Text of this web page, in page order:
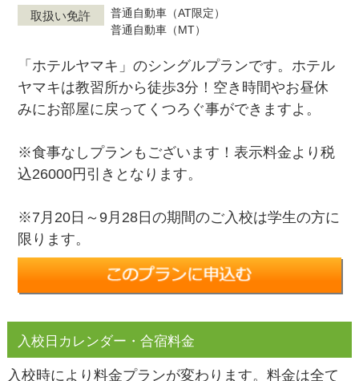
取扱い免許
普通自動車（AT限定）
普通自動車（MT）
「ホテルヤマキ」のシングルプランです。ホテル
ヤマキは教習所から徒歩3分！空き時間やお昼休
みにお部屋に戻ってくつろぐ事ができますよ。
※食事なしプランもございます！表示料金より税
込26000円引きとなります。
※7月20日～9月28日の期間のご入校は学生の方に
限ります。
入校日カレンダー・合宿料金
入校時により料金プランが変わります。料金は全て